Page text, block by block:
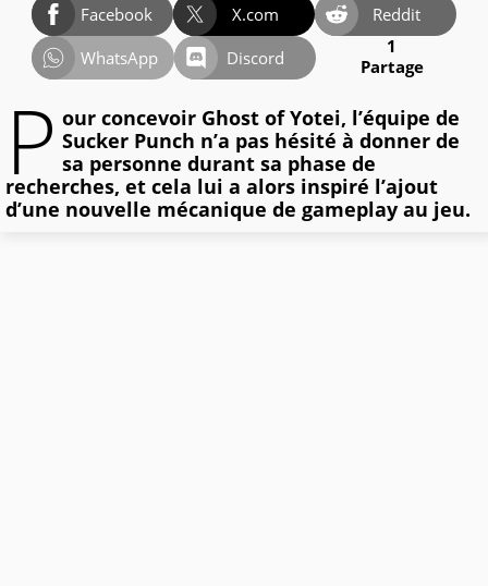
Facebook X.com
Reddit
WhatsApp
Discord
1
Partage
P our concevoir Ghost of Yotei, l’équipe de
Sucker Punch n’a pas hésité à donner de
sa personne durant sa phase de
recherches, et cela lui a alors inspiré l’ajout
d’une nouvelle mécanique de gameplay au jeu.